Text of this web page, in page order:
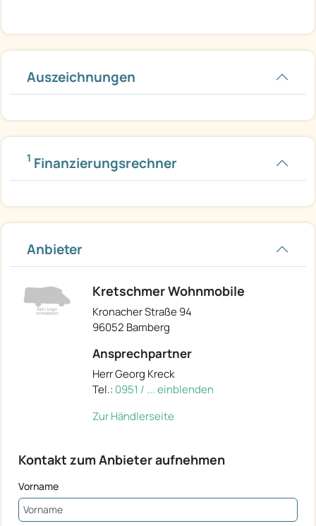
Auszeichnungen
1 Finanzierungsrechner
Anbieter
Kretschmer Wohnmobile
Kronacher Straße 94
96052 Bamberg
Ansprechpartner
Herr Georg Kreck
Tel.: 0951 / ... einblenden
Zur Händlerseite
Kontakt zum Anbieter aufnehmen
Vorname